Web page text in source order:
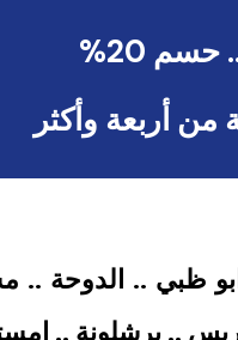
20%
أربعة وأكثر
ابو ظبي .. الدوحة
.. برشلونة ..